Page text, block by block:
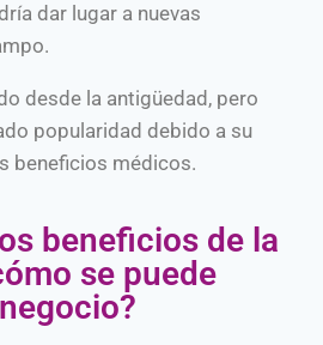
dar lugar a nuevas
desde la antigüedad, pero
popularidad debido a su
beneficios médicos.
beneficios de la
se puede